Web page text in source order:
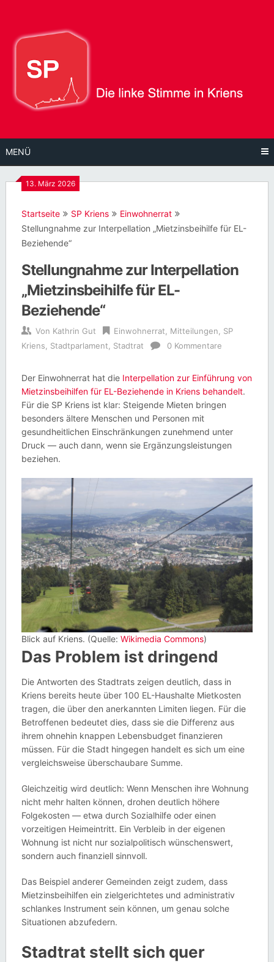
Inhalt
MENÜ
13. März 2026
Startseite SP Kriens
Einwohnerrat
Stellungnahme zur Interpellation „Mietzinsbeihilfe für EL-
Beziehende“
Stellungnahme zur Interpellation
„Mietzinsbeihilfe für EL-
Beziehende“
Von Kathrin Gut Einwohnerrat Mitteilungen
SP
Kriens
Stadtparlament Stadtrat 0 Kommentare
Der Einwohnerrat hat die Interpellation zur Einführung von
Mietzinsbeihilfen für EL-Beziehende in Kriens behandelt.
Für die SP Kriens ist klar: Steigende Mieten bringen
besonders ältere Menschen und Personen mit
gesundheitlichen Einschränkungen zunehmend unter
Druck — auch dann, wenn sie Ergänzungsleistungen
beziehen.
Blick auf Kriens. (Quelle: Wikimedia Commons)
Das Problem ist dringend
Die Antworten des Stadtrats zeigen deutlich, dass in
Kriens bereits heute über 100 EL-Haushalte Mietkosten
tragen, die über den anerkannten Limiten liegen. Für die
Betroffenen bedeutet dies, dass sie die Differenz aus
ihrem ohnehin knappen Lebensbudget finanzieren
müssen. Für die Stadt hingegen handelt es sich um eine
vergleichsweise überschaubare Summe.
Gleichzeitig wird deutlich: Wenn Menschen ihre Wohnung
nicht mehr halten können, drohen deutlich höhere
Folgekosten — etwa durch Sozialhilfe oder einen
vorzeitigen Heimeintritt. Ein Verbleib in der eigenen
Wohnung ist nicht nur sozialpolitisch wünschenswert,
sondern auch finanziell sinnvoll.
Das Beispiel anderer Gemeinden zeigt zudem, dass
Mietzinsbeihilfen ein zielgerichtetes und administrativ
schlankes Instrument sein können, um genau solche
Situationen abzufedern.
Stadtrat stellt sich quer